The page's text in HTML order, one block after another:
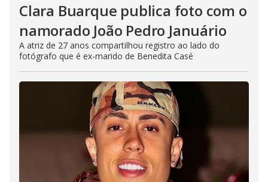
Clara Buarque publica foto com o
namorado João Pedro Januário
A atriz de 27 anos compartilhou registro ao lado do
fotógrafo que é ex-marido de Benedita Casé